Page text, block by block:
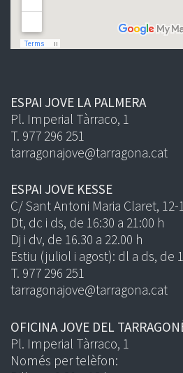
ESPAI JOVE LA PALMERA
Pl. Imperial Tàrraco, 1
T. 977 296 251
tarragonajove@tarragona.cat
ESPAI JOVE KESSE
C/ Sant Antoni Maria Claret, 12-
Dt, dc i ds, de 16:30 a 21:00 h
Dj i dv, de 16.30 a 22.00 h
Estiu (juliol i agost): dl a ds, de
T. 977 296 251
tarragonajove@tarragona.cat
OFICINA JOVE DEL
Pl. Imperial Tàrraco, 1
Només per telèfon: